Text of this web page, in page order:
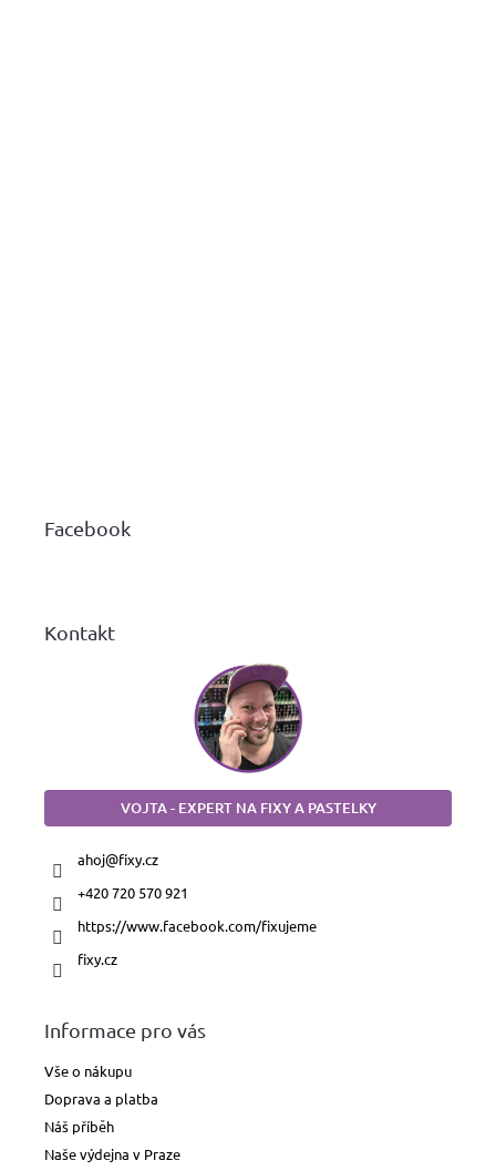
Facebook
Kontakt
VOJTA - EXPERT NA FIXY A PASTELKY
ahoj@fixy.cz
+420 720 570 921
https://www.facebook.com/fixujeme
fixy.cz
Informace pro vás
Vše o nákupu
Doprava a platba
Náš příběh
Naše výdejna v Praze